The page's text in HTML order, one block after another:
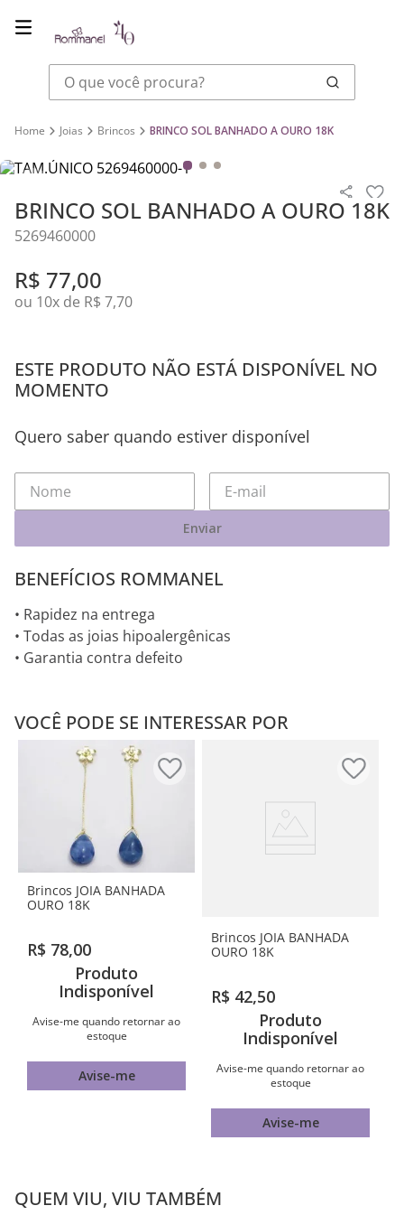
O que você procura?
Joias Brincos BRINCO SOL BANHADO A OURO 18K
BRINCO SOL BANHADO A OURO 18K
5269460000
R$ 77,00
ou 10x de R$ 7,70
ESTE PRODUTO NÃO ESTÁ DISPONÍVEL NO
MOMENTO
Quero saber quando estiver disponível
Enviar
BENEFÍCIOS ROMMANEL
• Rapidez na entrega
• Todas as joias hipoalergênicas
• Garantia contra defeito
VOCÊ PODE SE INTERESSAR POR
Brincos JOIA BANHADA
OURO 18K
R$ 78,00
Produto
Indisponível
Avise-me quando retornar ao
estoque
Avise-me
Brincos JOIA BANHADA
OURO 18K
R$ 42,50
Produto
Indisponível
Avise-me quando retornar ao
estoque
Avise-me
QUEM VIU, VIU TAMBÉM